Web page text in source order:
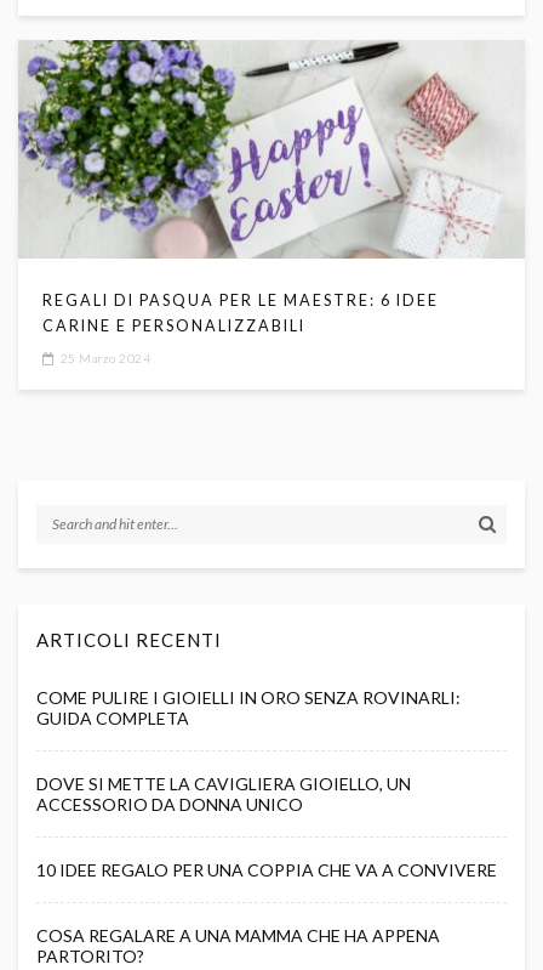
REGALI DI PASQUA PER LE MAESTRE: 6 IDEE
CARINE E PERSONALIZZABILI
25 Marzo 2024
ARTICOLI RECENTI
COME PULIRE I GIOIELLI IN ORO SENZA ROVINARLI:
GUIDA COMPLETA
DOVE SI METTE LA CAVIGLIERA GIOIELLO, UN
ACCESSORIO DA DONNA UNICO
10 IDEE REGALO PER UNA COPPIA CHE VA A CONVIVERE
COSA REGALARE A UNA MAMMA CHE HA APPENA
PARTORITO?